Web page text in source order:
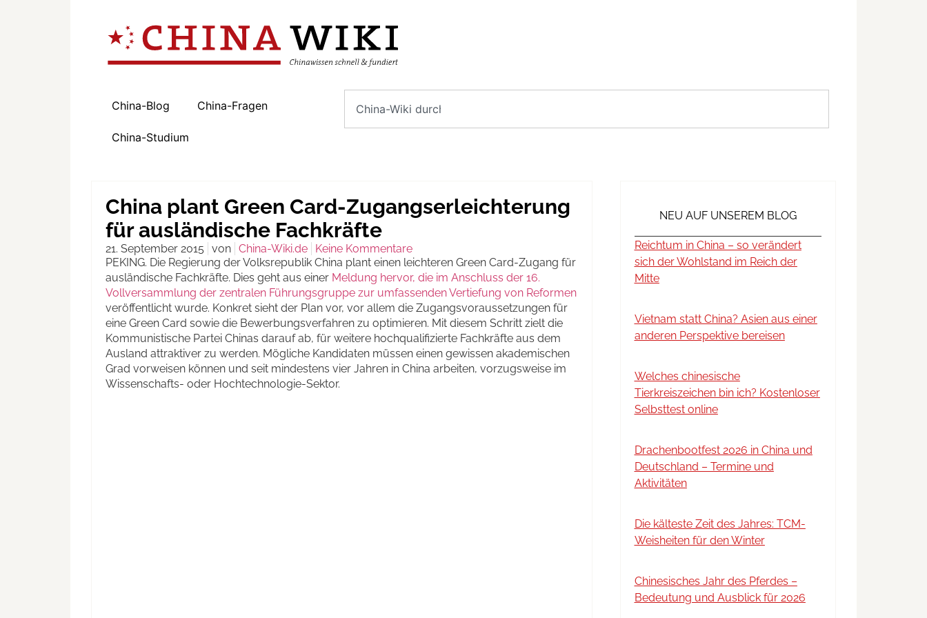
China-Blog China-Fragen
China-Studium
China plant Green Card-Zugangserleichterung
für ausländische Fachkräfte
21. September 2015 von China-Wiki.de
Keine Kommentare
PEKING. Die Regierung der Volksrepublik China plant einen leichteren Green Card-Zugang für
ausländische Fachkräfte. Dies geht aus einer Meldung hervor, die im Anschluss der 16.
Vollversammlung der zentralen Führungsgruppe zur umfassenden Vertiefung von Reformen
veröffentlicht wurde. Konkret sieht der Plan vor, vor allem die Zugangsvoraussetzungen für
eine Green Card sowie die Bewerbungsverfahren zu optimieren. Mit diesem Schritt zielt die
Kommunistische Partei Chinas darauf ab, für weitere hochqualifizierte Fachkräfte aus dem
Ausland attraktiver zu werden. Mögliche Kandidaten müssen einen gewissen akademischen
Grad vorweisen können und seit mindestens vier Jahren in China arbeiten, vorzugsweise im
Wissenschafts- oder Hochtechnologie-Sektor.
NEU AUF UNSEREM BLOG
Reichtum in China – so verändert
sich der Wohlstand im Reich der
Mitte
Vietnam statt China? Asien aus einer
anderen Perspektive bereisen
Welches chinesische
Tierkreiszeichen bin ich? Kostenloser
Selbsttest online
Drachenbootfest 2026 in China und
Deutschland – Termine und
Aktivitäten
Die kälteste Zeit des Jahres: TCM-
Weisheiten für den Winter
Chinesisches Jahr des Pferdes –
Bedeutung und Ausblick für 2026